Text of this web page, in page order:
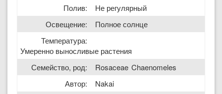
Полив:
Не регулярный
Освещение:
Полное солнце
Температура:
Умеренно выносливые растения
Семейство, род:
Rosaceae Chaenomeles
Автор:
Nakai